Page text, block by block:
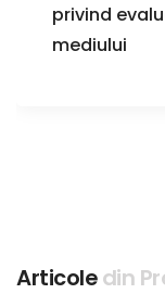
privind
mediului
Articoledin